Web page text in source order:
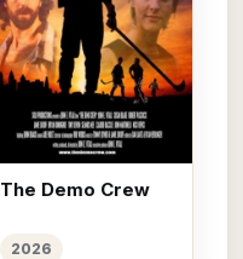
The Demo Crew
2026